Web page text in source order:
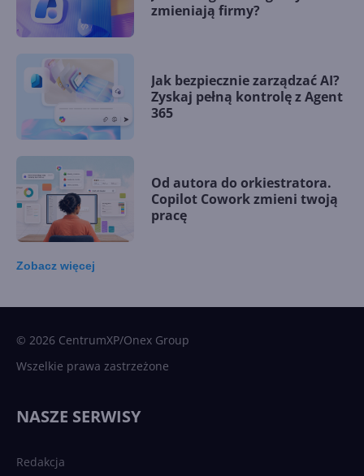
zmieniają firmy?
Jak bezpiecznie zarządzać AI?
Zyskaj pełną kontrolę z Agent
365
Od autora do orkiestratora.
Copilot Cowork zmieni twoją
pracę
Zobacz więcej
© 2026 CentrumXP/Onex Group
Wszelkie prawa zastrzeżone
NASZE SERWISY
Redakcja